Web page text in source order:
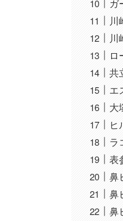
ガ
川
川
ロ
共
エ
大
ヒ
ラ
表
鼻
鼻
鼻